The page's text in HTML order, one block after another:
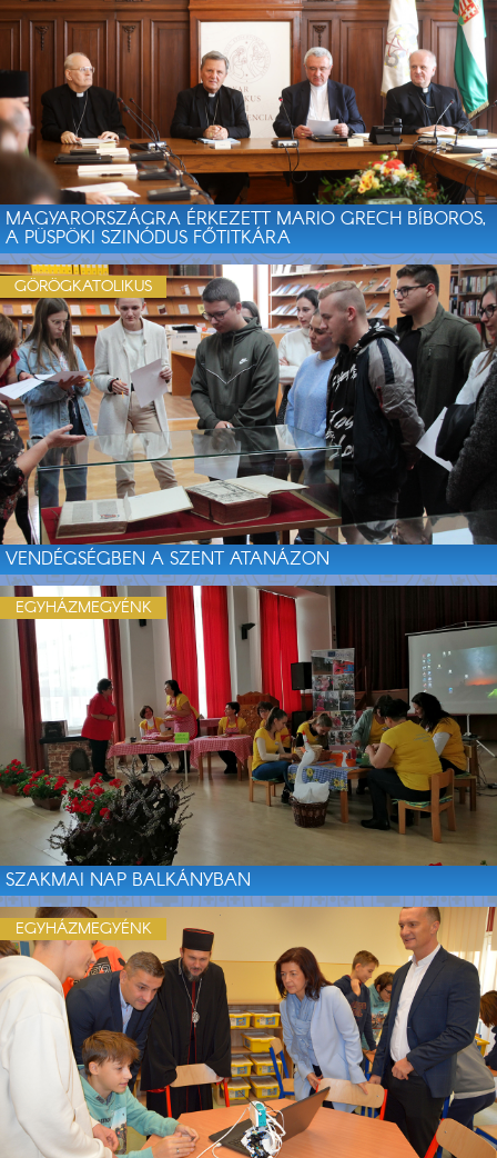
MAGYARORSZÁGRA ÉRKEZETT MARIO GRECH BÍBOROS,
A PÜSPÖKI SZINÓDUS FŐTITKÁRA
VENDÉGSÉGBEN A SZENT ATANÁZON
GÖRÖGKATOLIKUS
SZAKMAI NAP BALKÁNYBAN
EGYHÁZMEGYÉNK
EGYHÁZMEGYÉNK